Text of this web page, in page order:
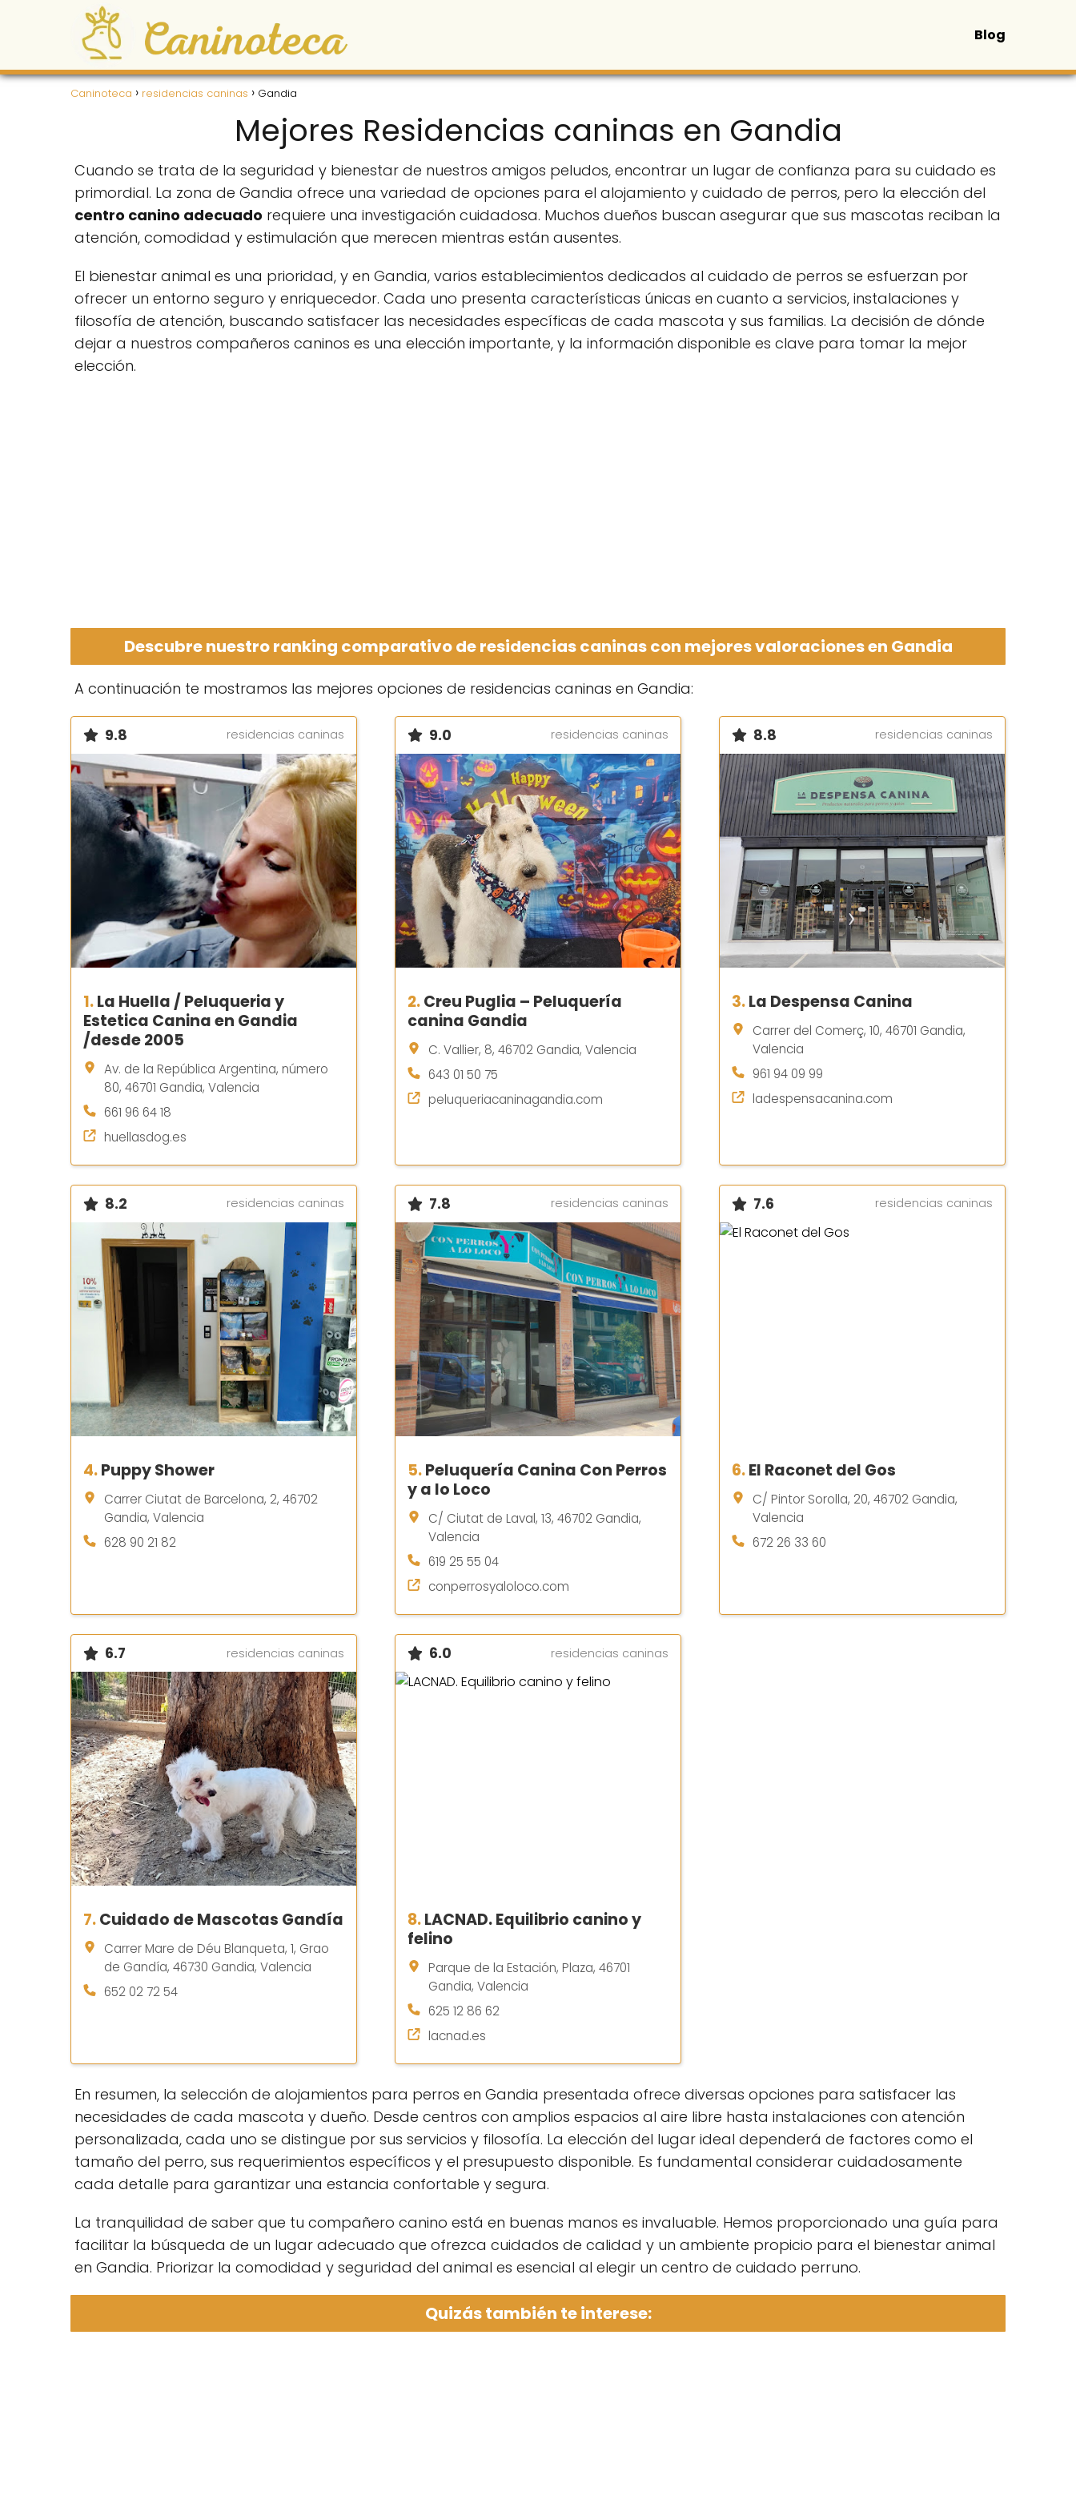
Blog
Caninoteca residencias caninas Gandia
Mejores Residencias caninas en Gandia
Cuando se trata de la seguridad y bienestar de nuestros amigos peludos, encontrar un lugar de confianza para su cuidado es
primordial. La zona de Gandia ofrece una variedad de opciones para el alojamiento y cuidado de perros, pero la elección del
centro canino adecuado requiere una investigación cuidadosa. Muchos dueños buscan asegurar que sus mascotas reciban la
atención, comodidad y estimulación que merecen mientras están ausentes.
El bienestar animal es una prioridad, y en Gandia, varios establecimientos dedicados al cuidado de perros se esfuerzan por
ofrecer un entorno seguro y enriquecedor. Cada uno presenta características únicas en cuanto a servicios, instalaciones y
filosofía de atención, buscando satisfacer las necesidades específicas de cada mascota y sus familias. La decisión de dónde
dejar a nuestros compañeros caninos es una elección importante, y la información disponible es clave para tomar la mejor
elección.
Descubre nuestro ranking comparativo de residencias caninas con mejores valoraciones en Gandia
A continuación te mostramos las mejores opciones de residencias caninas en Gandia:
9.8 residencias caninas
1.La Huella / Peluqueria y
Estetica Canina en Gandia
/desde 2005
Av. de la República Argentina, número
80, 46701 Gandia, Valencia
661 96 64 18
huellasdog.es
9.0 residencias caninas
2.Creu Puglia – Peluquería
canina Gandia
C. Vallier, 8, 46702 Gandia, Valencia
643 01 50 75
peluqueriacaninagandia.com
8.8 residencias caninas
3.La Despensa Canina
Carrer del Comerç, 10, 46701 Gandia,
Valencia
961 94 09 99
ladespensacanina.com
8.2 residencias caninas
4.Puppy Shower
Carrer Ciutat de Barcelona, 2, 46702
Gandia, Valencia
628 90 21 82
7.8 residencias caninas
5.Peluquería Canina Con Perros
y a lo Loco
C/ Ciutat de Laval, 13, 46702 Gandia,
Valencia
619 25 55 04
conperrosyaloloco.com
7.6 residencias caninas
6.El Raconet del Gos
C/ Pintor Sorolla, 20, 46702 Gandia,
Valencia
672 26 33 60
6.7 residencias caninas
7.Cuidado de Mascotas Gandía
Carrer Mare de Déu Blanqueta, 1, Grao
de Gandía, 46730 Gandia, Valencia
652 02 72 54
6.0 residencias caninas
8.LACNAD. Equilibrio canino y
felino
Parque de la Estación, Plaza, 46701
Gandia, Valencia
625 12 86 62
lacnad.es
En resumen, la selección de alojamientos para perros en Gandia presentada ofrece diversas opciones para satisfacer las
necesidades de cada mascota y dueño. Desde centros con amplios espacios al aire libre hasta instalaciones con atención
personalizada, cada uno se distingue por sus servicios y filosofía. La elección del lugar ideal dependerá de factores como el
tamaño del perro, sus requerimientos específicos y el presupuesto disponible. Es fundamental considerar cuidadosamente
cada detalle para garantizar una estancia confortable y segura.
La tranquilidad de saber que tu compañero canino está en buenas manos es invaluable. Hemos proporcionado una guía para
facilitar la búsqueda de un lugar adecuado que ofrezca cuidados de calidad y un ambiente propicio para el bienestar animal
en Gandia. Priorizar la comodidad y seguridad del animal es esencial al elegir un centro de cuidado perruno.
Quizás también te interese: